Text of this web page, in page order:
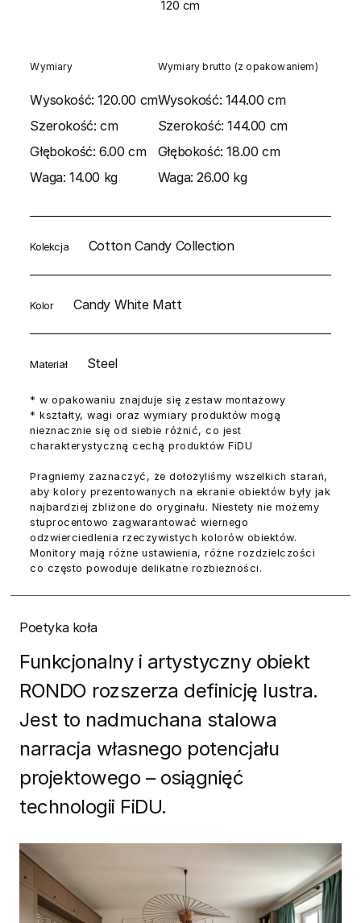
120 cm
Wymiary
Wysokość:120.00 cm
Szerokość:cm
Głębokość:6.00 cm
Waga:14.00 kg
Wymiary brutto (z opakowaniem)
Wysokość: 144.00 cm
Szerokość:144.00 cm
Głębokość:18.00 cm
Waga:26.00 kg
Kolekcja Cotton Candy Collection
Kolor Candy White Matt
Materiał Steel
* w opakowaniu znajduje się zestaw montażowy
* kształty, wagi oraz wymiary produktów mogą
nieznacznie się od siebie różnić, co jest
charakterystyczną cechą produktów FiDU
Pragniemy zaznaczyć, że dołożyliśmy wszelkich starań,
aby kolory prezentowanych na ekranie obiektów były jak
najbardziej zbliżone do oryginału. Niestety nie możemy
stuprocentowo zagwarantować wiernego
odzwierciedlenia rzeczywistych kolorów obiektów.
Monitory mają różne ustawienia, różne rozdzielczości
co często powoduje delikatne rozbieżności.
Poetyka koła
Funkcjonalny i artystyczny obiekt
RONDO rozszerza definicję lustra.
Jest to nadmuchana stalowa
narracja własnego potencjału
projektowego – osiągnięć
technologii FiDU.